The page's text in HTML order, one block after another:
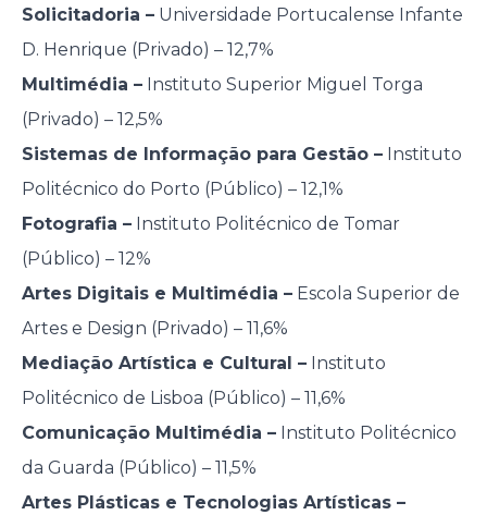
Solicitadoria –Universidade Portucalense Infante
D. Henrique (Privado) – 12,7%
Multimédia –Instituto Superior Miguel Torga
(Privado) – 12,5%
Sistemas de Informação para Gestão –Instituto
Politécnico do Porto (Público) – 12,1%
Fotografia –Instituto Politécnico de Tomar
(Público) – 12%
Artes Digitais e Multimédia –Escola Superior de
Artes e Design (Privado) – 11,6%
Mediação Artística e Cultural –Instituto
Politécnico de Lisboa (Público) – 11,6%
Comunicação Multimédia –Instituto Politécnico
da Guarda (Público) – 11,5%
Artes Plásticas e Tecnologias Artísticas –